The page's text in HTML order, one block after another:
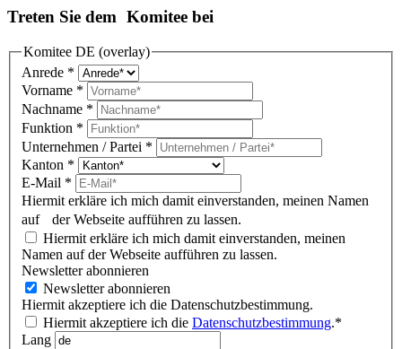
Treten Sie dem Komitee bei
Komitee DE (overlay)
Anrede *
Vorname *
Nachname *
Funktion *
Unternehmen / Partei *
Kanton *
E-Mail *
Hiermit erkläre ich mich damit einverstanden, meinen Namen
auf der Webseite aufführen zu lassen.
Hiermit erkläre ich mich damit einverstanden, meinen
Namen auf der Webseite aufführen zu lassen.
Newsletter abonnieren
Newsletter abonnieren
Hiermit akzeptiere ich die Datenschutzbestimmung.
Hiermit akzeptiere ich die Datenschutzbestimmung.*
Lang